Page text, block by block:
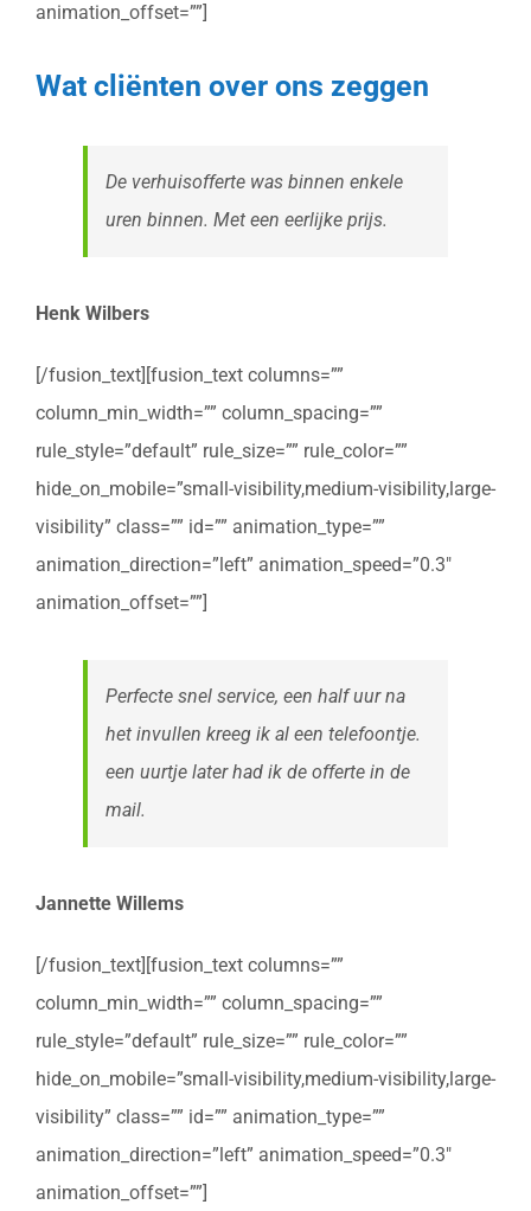
animation_offset=””]
Wat cliënten over ons zeggen
De verhuisofferte was binnen enkele
uren binnen. Met een eerlijke prijs.
Henk Wilbers
[/fusion_text][fusion_text columns=””
column_min_width=”” column_spacing=””
rule_style=”default” rule_size=”” rule_color=””
hide_on_mobile=”small-visibility,medium-visibility,large-
visibility” class=”” id=”” animation_type=””
animation_direction=”left” animation_speed=”0.3″
animation_offset=””]
Perfecte snel service, een half uur na
het invullen kreeg ik al een telefoontje.
een uurtje later had ik de offerte in de
mail.
Jannette Willems
[/fusion_text][fusion_text columns=””
column_min_width=”” column_spacing=””
rule_style=”default” rule_size=”” rule_color=””
hide_on_mobile=”small-visibility,medium-visibility,large-
visibility” class=”” id=”” animation_type=””
animation_direction=”left” animation_speed=”0.3″
animation_offset=””]